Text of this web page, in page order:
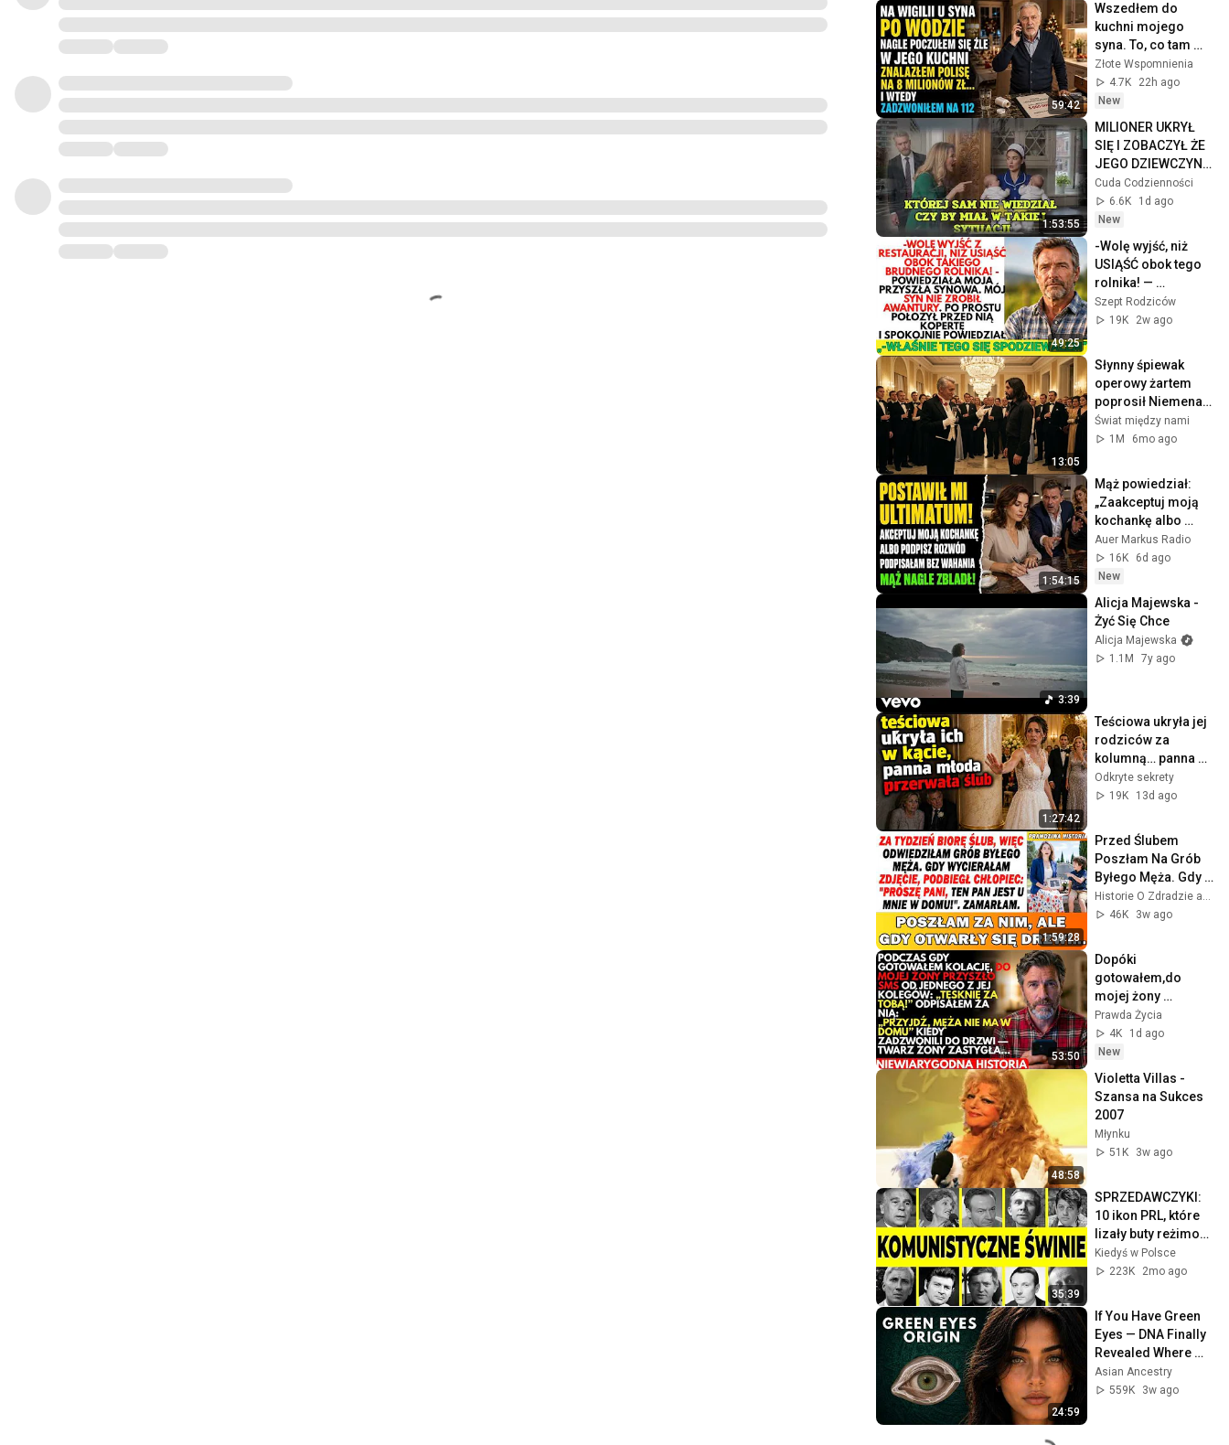
59:42
Wszedłem do
kuchni mojego
syna. To, co tam
zobaczyłem,
kazało mi
zadzwonić na 112
Złote Wspomnienia
4.7K
22h ago
New
1:53:55
MILIONER UKRYŁ
SIĘ I ZOBACZYŁ ŻE
JEGO DZIEWCZYNA
NIENAWIDZI
BLIŹNIĄT LECZ
SŁUŻĄCA
Cuda Codzienności
6.6K
1d ago
New
49:25
-Wolę wyjść, niż
USIĄŚĆ obok tego
rolnika! —
powiedziała
synowa. Nie
kopercie
Szept Rodziców
19K
2w ago
13:05
Słynny śpiewak
operowy żartem
poprosił Niemena o
śpiew, to co stało
się potem,
Świat między nami
1M
6mo ago
1:54:15
Mąż powiedział:
„Zaakceptuj moją
kochankę albo
rozwód”.
Podpisałam —
zbladł
Auer Markus Radio
16K
6d ago
New
3:39
Alicja Majewska -
Żyć Się Chce
Alicja Majewska
1.1M
7y ago
1:27:42
Teściowa ukryła jej
rodziców za
kolumną… panna
młoda przerwała
ceremonię!
Odkryte sekrety
19K
13d ago
1:59:28
Przed Ślubem
Poszłam Na Grób
Byłego Męża. Gdy
Wycierałam
Zdjęcie, Chłopiec
Historie O Zdradzie and SekretyDomu
46K
3w ago
53:50
Dopóki
gotowałem,do
mojej żony
przyszedł
SMS„Tęsknię za
tobą” Odpisałem za
ni
Prawda Życia
4K
1d ago
New
48:58
Violetta Villas -
Szansa na Sukces
2007
Młynku
51K
3w ago
35:39
SPRZEDAWCZYKI:
10 ikon PRL, które
lizały buty reżimowi
i skończyły na dnie
Kiedyś w Polsce
223K
2mo ago
24:59
If You Have Green
Eyes — DNA Finally
Revealed Where
They Really Come
From
Asian Ancestry
559K
3w ago